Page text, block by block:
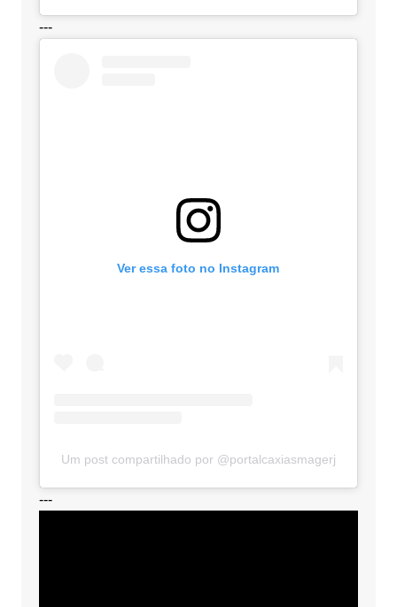
---
Ver essa foto no Instagram
Um post compartilhado por @portalcaxiasmagerj
---